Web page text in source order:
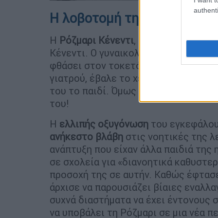
H λοβοτομή της Ρόζμαρι
Η Ρόζμαρι Κένεντι, αδερφή τουJ.F.
Κένεντι. Ο γυναικολόγος -
φθάσει στον τοκετό κι η μαία, που
γιατρού, έβαλε το χέρι της στη
του το παιδί. Όμως οι ενέργειές της
του!
Η ελλιπής οξυγόνωση του
ανήκεστο βλάβη στις νοητικές της
ανάπτυξη που είχαν άλλα παιδιά της
σε σχολεία για «διανοητικά
προσοχή της σε αυτήν. Καθώς
άρχισε να παρουσιάζει βίαιες
συχνά διαστήματα να έχει
να υποβάλει τη Ρόζμαρι σε μια νέα